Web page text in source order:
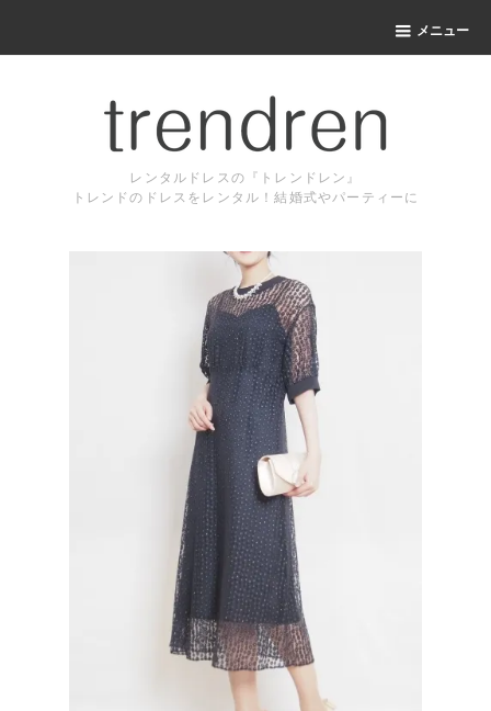
メニュー
レンタルドレスの『トレンドレン』
トレンドのドレスをレンタル！結婚式やパーティーに